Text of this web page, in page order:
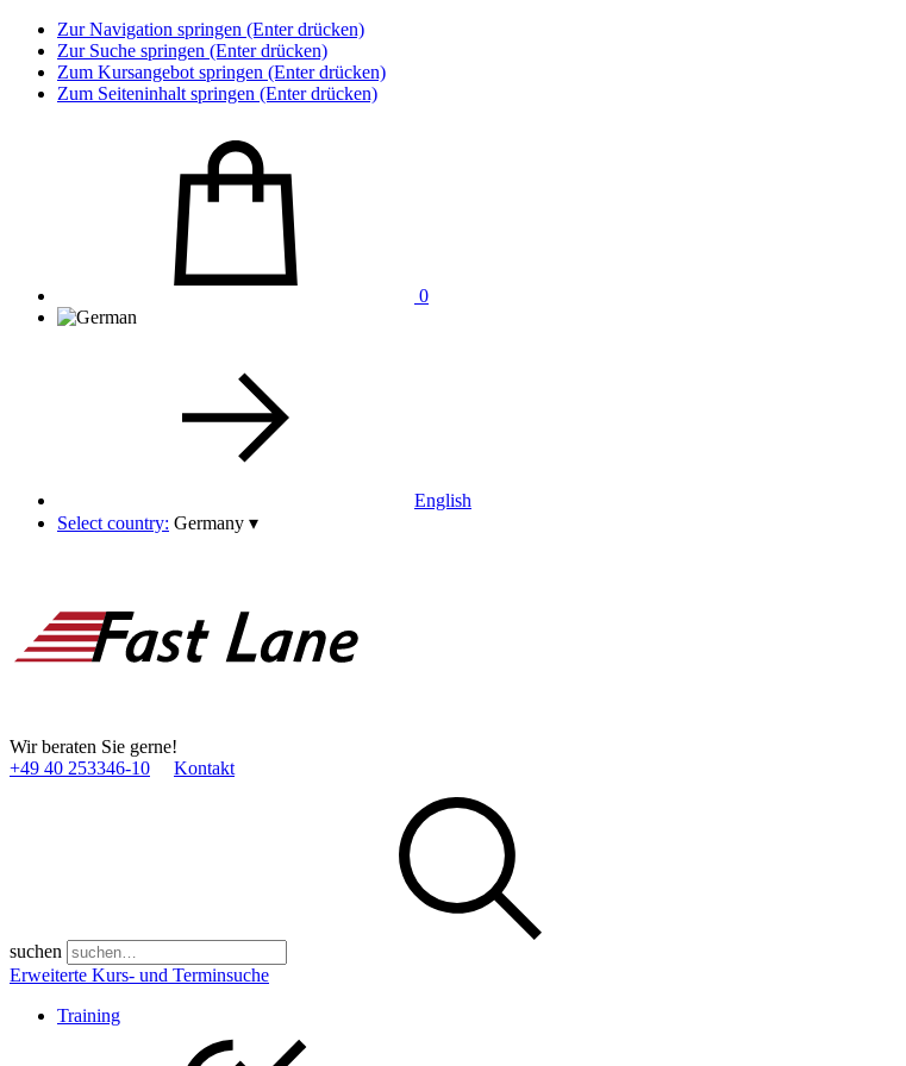
Zur Navigation springen (Enter drücken)
Zur Suche springen (Enter drücken)
Zum Kursangebot springen (Enter drücken)
Zum Seiteninhalt springen (Enter drücken)
0
English
Select country: Germany ▾
Wir beraten Sie gerne!
+49 40 253346­-10
Kontakt
suchen
Erweiterte Kurs- und Terminsuche
Training